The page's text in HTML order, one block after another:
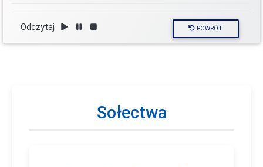
Odczytaj POWRÓT
Sołectwa